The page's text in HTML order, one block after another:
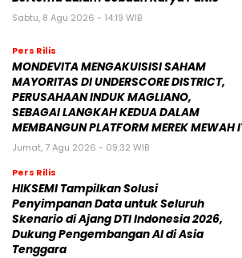
Sabtu, 8 Agu 2026 - 14:19 WIB
Pers Rilis
MONDEVITA MENGAKUISISI SAHAM
MAYORITAS DI UNDERSCORE DISTRICT,
PERUSAHAAN INDUK MAGLIANO,
SEBAGAI LANGKAH KEDUA DALAM
MEMBANGUN PLATFORM MEREK MEWAH
Jumat, 7 Agu 2026 - 09:32 WIB
Pers Rilis
HIKSEMI Tampilkan Solusi
Penyimpanan Data untuk Seluruh
Skenario di Ajang DTI Indonesia 2026,
Dukung Pengembangan AI di Asia
Tenggara